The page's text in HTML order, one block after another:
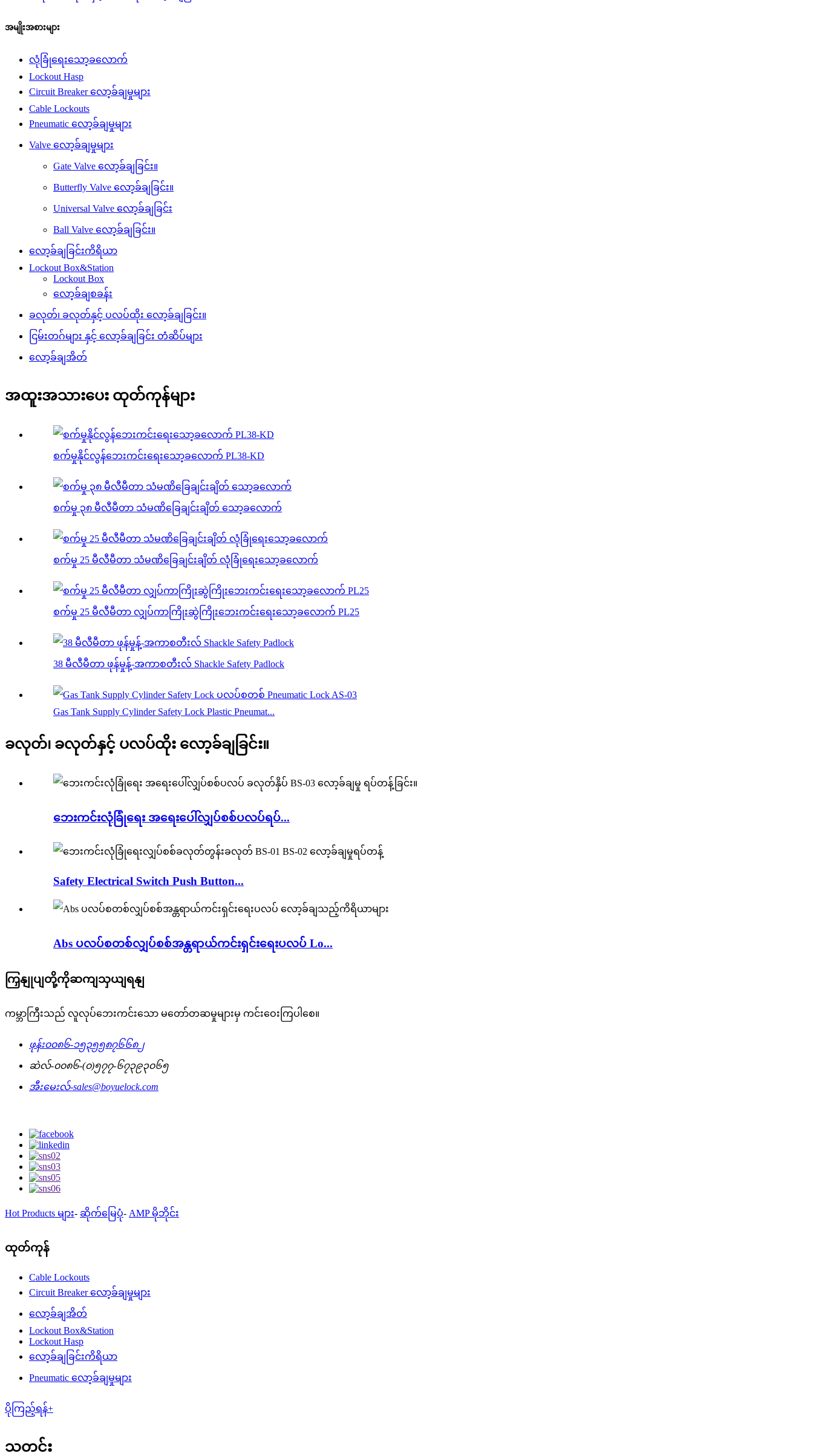
အမျိုးအစားများ
လုံခြုံရေးသော့ခလောက်
Lockout Hasp
Circuit Breaker လော့ခ်ချမှုများ
Cable Lockouts
Pneumatic လော့ခ်ချမှုများ
Valve လော့ခ်ချမှုများ
Gate Valve လော့ခ်ချခြင်း။
Butterfly Valve လော့ခ်ချခြင်း။
Universal Valve လော့ခ်ချခြင်း
Ball Valve လော့ခ်ချခြင်း။
လော့ခ်ချခြင်းကိရိယာ
Lockout Box&Station
Lockout Box
လော့ခ်ချစခန်း
ခလုတ်၊ ခလုတ်နှင့် ပလပ်ထိုး လော့ခ်ချခြင်း။
ငြမ်းတဂ်များ နှင့် လော့ခ်ချခြင်း တံဆိပ်များ
လော့ခ်ချအိတ်
အထူးအသားပေး ထုတ်ကုန်များ
စက်မှုနိုင်လွန်ဘေးကင်းရေးသော့ခလောက် PL38-KD
စက်မှု ၃၈ မီလီမီတာ သံမဏိခြေချင်းချိတ် သော့ခလောက်
စက်မှု 25 မီလီမီတာ သံမဏိခြေချင်းချိတ် လုံခြုံရေးသော့ခလောက်
စက်မှု 25 မီလီမီတာ လျှပ်ကာကြိုးဆွဲကြိုးဘေးကင်းရေးသော့ခလောက် PL25
38 မီလီမီတာ ဖုန်မှုန့်-အကာစတီးလ် Shackle Safety Padlock
Gas Tank Supply Cylinder Safety Lock Plastic Pneumat...
ခလုတ်၊ ခလုတ်နှင့် ပလပ်ထိုး လော့ခ်ချခြင်း။
ဘေးကင်းလုံခြုံရေး အရေးပေါ်လျှပ်စစ်ပလပ်ရပ်...
Safety Electrical Switch Push Button...
Abs ပလပ်စတစ်လျှပ်စစ်အန္တရာယ်ကင်းရှင်းရေးပလပ် Lo...
ကြှနျုပျတို့ကိုဆကျသှယျရနျ
ကမ္ဘာကြီးသည် လူလုပ်ဘေးကင်းသော မတော်တဆမှုများမှ ကင်းဝေးကြပါစေ။
ဖုန်း၀၀၈၆-၁၅၃၅၅၈၇၆၆၈၂
ဆဲလ်-၀၀၈၆-(၀)၅၇၇-၆၇၃၉၃၀၆၅
အီးမေးလ်-sales@boyuelock.com
Hot Products များ- ဆိုက်မြေပုံ- AMP မိုဘိုင်း
ထုတ်ကုန်
Cable Lockouts
Circuit Breaker လော့ခ်ချမှုများ
လော့ခ်ချအိတ်
Lockout Box&Station
Lockout Hasp
လော့ခ်ချခြင်းကိရိယာ
Pneumatic လော့ခ်ချမှုများ
ပိုကြည့်ရန်+
သတင်း